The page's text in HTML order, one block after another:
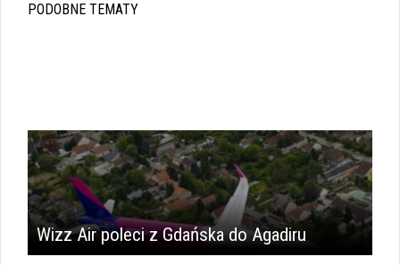
PODOBNE TEMATY
Wizz Air poleci z Gdańska do Agadiru